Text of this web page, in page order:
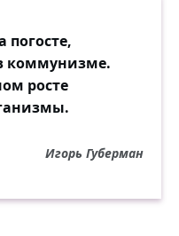
погосте,
коммунизме.
росте
Игорь Губерман